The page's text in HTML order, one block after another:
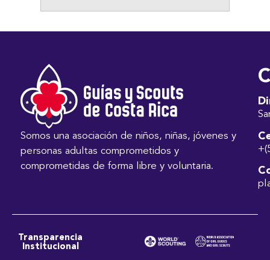
Somos una asociación de niños, niñas, jóvenes y
personas adultas comprometidos y
comprometidas de forma libre y voluntaria.
Transparencia
Institucional